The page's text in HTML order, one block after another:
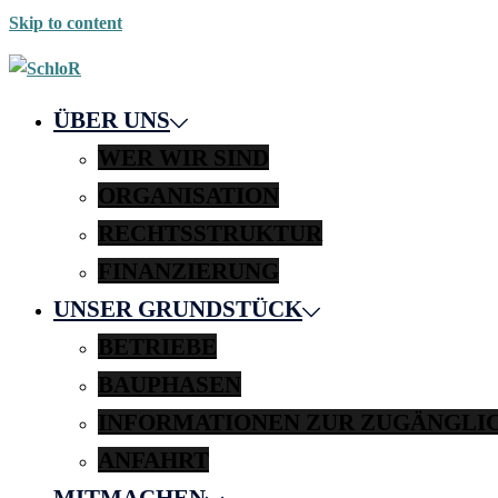
Skip to content
ÜBER UNS
WER WIR SIND
ORGANISATION
RECHTSSTRUKTUR
FINANZIERUNG
UNSER GRUNDSTÜCK
BETRIEBE
BAUPHASEN
INFORMATIONEN ZUR
ANFAHRT